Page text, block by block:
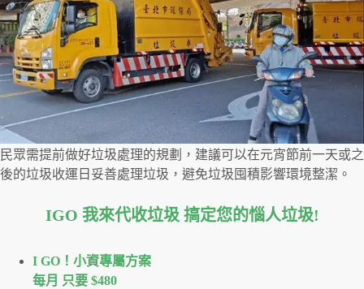
民眾需提前做好垃圾處理的規劃，建議可以在元宵節前一天或之
後的垃圾收運日妥善處理垃圾，避免垃圾囤積影響環境整潔。
IGO 我來代收垃圾 搞定您的惱人垃圾!
I GO！⼩資專屬⽅案
每月 只要 $480